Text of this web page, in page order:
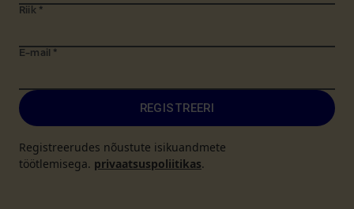
Riik *
E-mail *
REGISTREERI
Registreerudes nõustute isikuandmete
töötlemisega. privaatsuspoliitikas.